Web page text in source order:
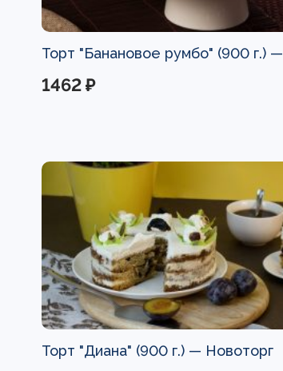
Торт "Банановое румбо" (900 г.) —
1462 ₽
Торт "Диана" (900 г.) — Новоторг